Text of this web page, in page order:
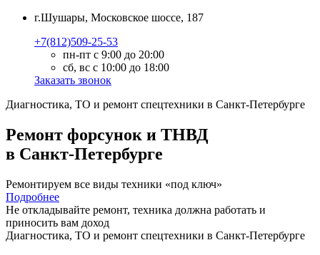
г.Шушары, Московское шоссе, 187
+7(812)509-25-53
пн-пт с 9:00 до 20:00
сб, вс с 10:00 до 18:00
Заказать звонок
Диагностика, ТО и ремонт спецтехники в Санкт-Петербурге
Ремонт форсунок и ТНВД
в Санкт-Петербурге
Ремонтируем все виды техники «под ключ»
Подробнее
Не откладывайте ремонт, техника должна работать и
приносить вам доход
Диагностика, ТО и ремонт спецтехники в Санкт-Петербурге